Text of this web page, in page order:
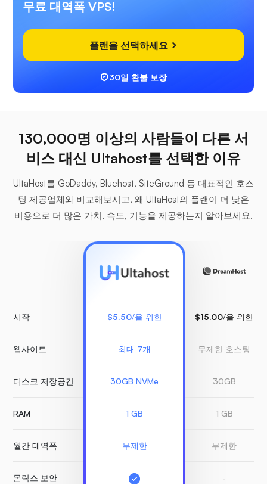
무료 대역폭 VPS!
플랜을 선택하세요
30일 환불 보장
130,000명 이상의 사람들이 다른 서
비스 대신 Ultahost를 선택한 이유
UltaHost를 GoDaddy, Bluehost, SiteGround 등 대표적인 호스
팅 제공업체와 비교해보시고, 왜 UltaHost의 플랜이 더 낮은
비용으로 더 많은 가치, 속도, 기능을 제공하는지 알아보세요.
시작
웹사이트
디스크 저장공간
RAM
월간 대역폭
몬락스 보안
$5.50/을 위한
최대 7개
30GB NVMe
1 GB
무제한
$15.00/을 위한
무제한 호스팅
30GB
1 GB
무제한
-